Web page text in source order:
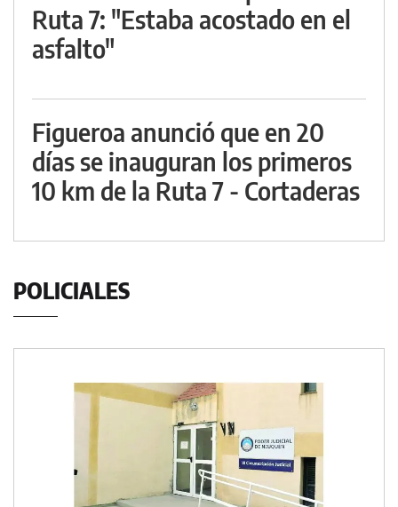
Ruta 7: "Estaba acostado en el
asfalto"
Figueroa anunció que en 20
días se inauguran los primeros
10 km de la Ruta 7 - Cortaderas
POLICIALES